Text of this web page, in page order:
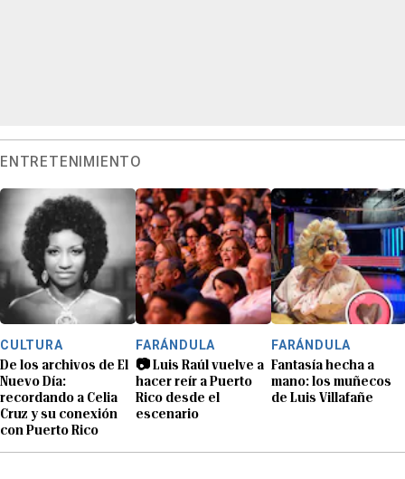
ENTRETENIMIENTO
CULTURA
De los archivos de El
Nuevo Día:
recordando a Celia
Cruz y su conexión
con Puerto Rico
FARÁNDULA
📷 Luis Raúl vuelve a
hacer reír a Puerto
Rico desde el
escenario
FARÁNDULA
Fantasía hecha a
mano: los muñecos
de Luis Villafañe